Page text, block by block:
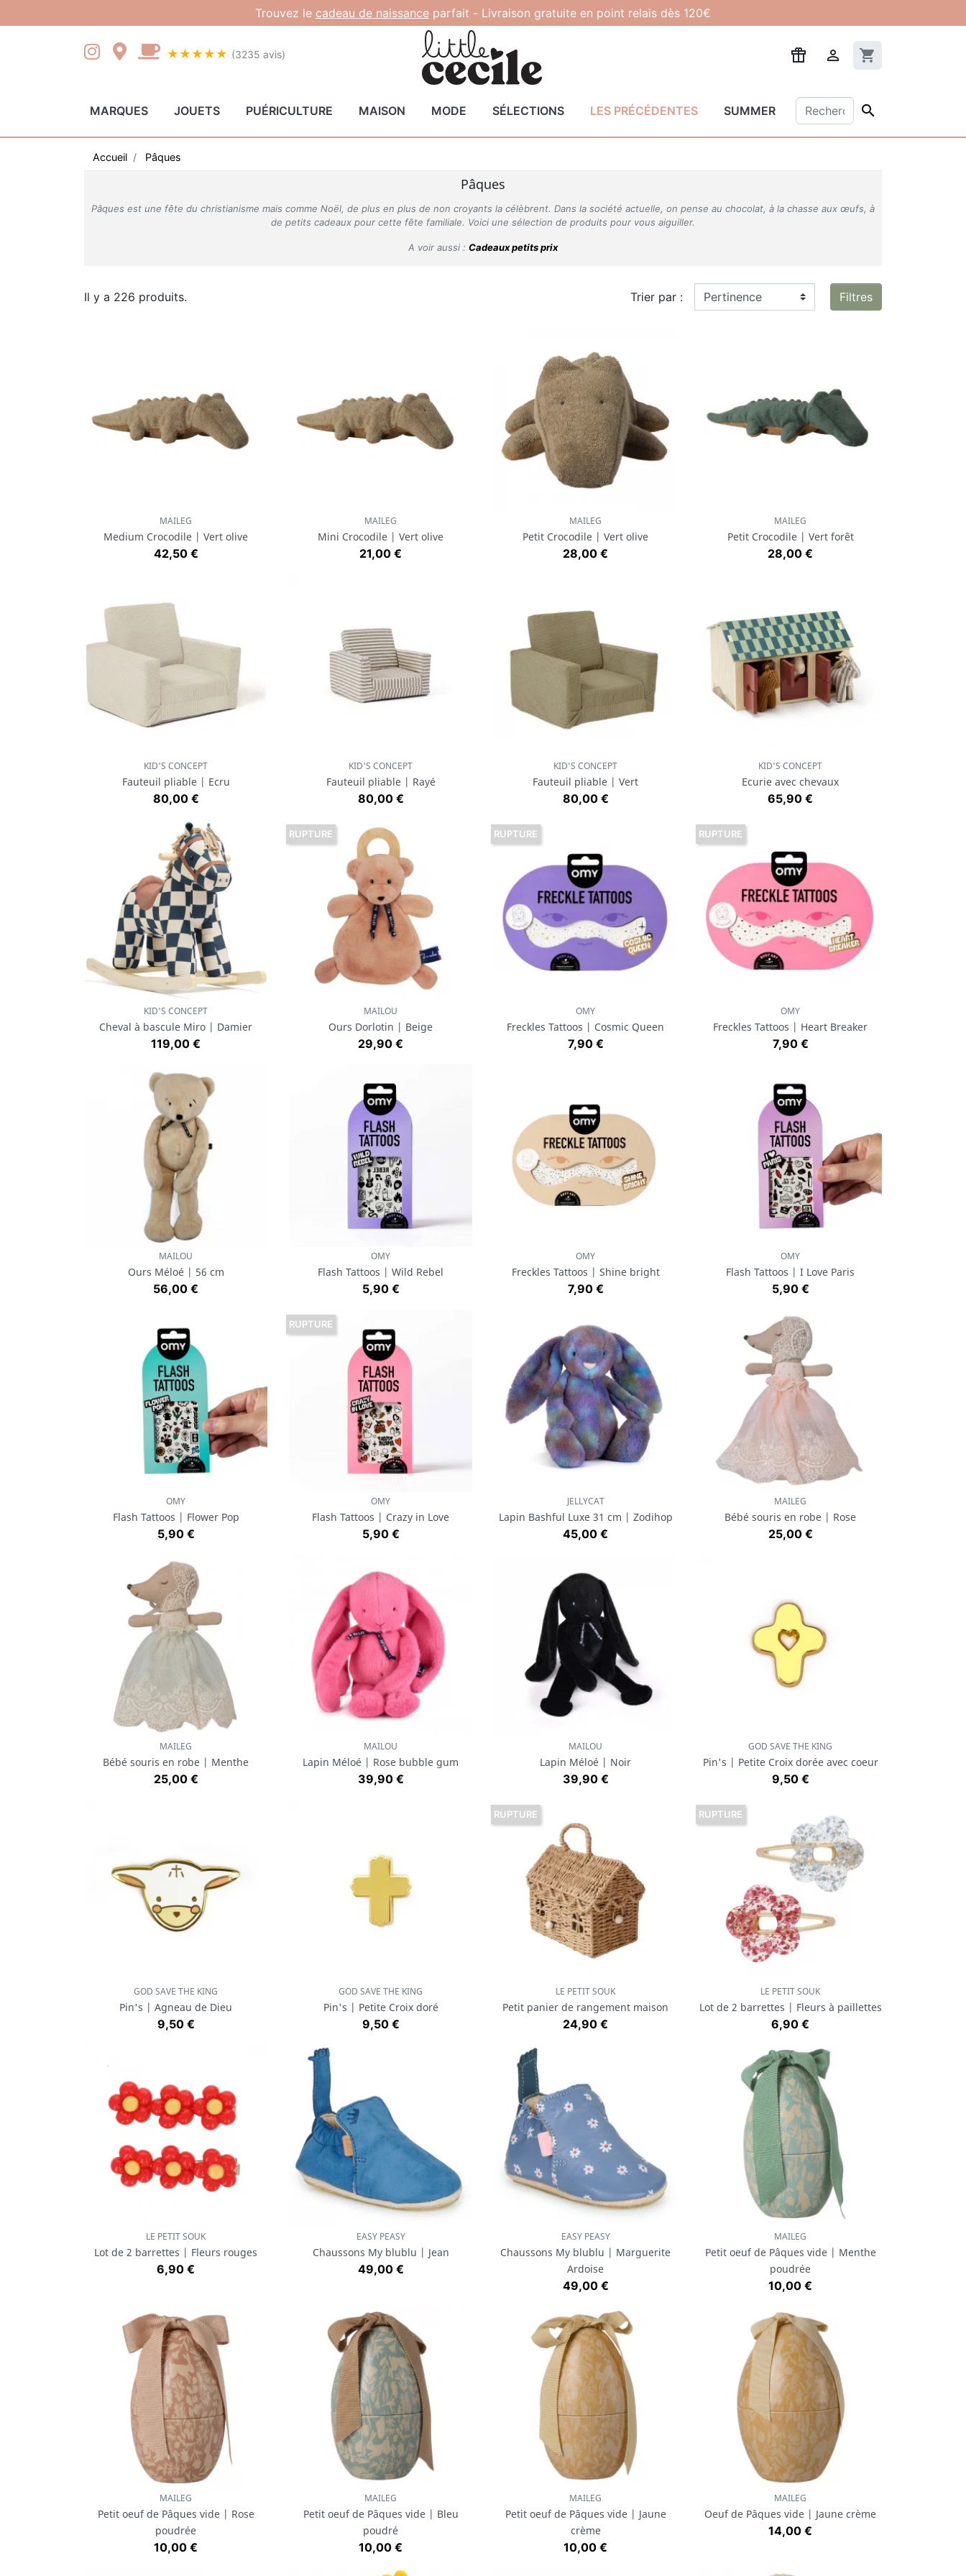
Trouvez le cadeau de naissance parfait - Livraison gratuite en point relais dès 120€
★★★★★ (3235 avis)  shopping_cart
MARQUES JOUETS PUÉRICULTURE MAISON MODE SÉLECTIONS LES PRÉCÉDENTES SUMMER 
Accueil Pâques
Pâques
Pâques est une fête du christianisme mais comme Noël, de plus en plus de non croyants la célèbrent. Dans la société actuelle, on pense au chocolat, à la chasse aux œufs, à
de petits cadeaux pour cette fête familiale. Voici une sélection de produits pour vous aiguiller.
A voir aussi : Cadeaux petits prix
Il y a 226 produits. Trier par : Filtres
Aperçu rapide
MAILEG
Medium Crocodile | Vert olive
Prix
42,50 €
Aperçu rapide
MAILEG
Mini Crocodile | Vert olive
Prix
21,00 €
Aperçu rapide
MAILEG
Petit Crocodile | Vert olive
Prix
28,00 €
Aperçu rapide
MAILEG
Petit Crocodile | Vert forêt
Prix
28,00 €
Aperçu rapide
KID'S CONCEPT
Fauteuil pliable | Ecru
Prix
80,00 €
Aperçu rapide
KID'S CONCEPT
Fauteuil pliable | Rayé
Prix
80,00 €
Aperçu rapide
KID'S CONCEPT
Fauteuil pliable | Vert
Prix
80,00 €
Aperçu rapide
KID'S CONCEPT
Ecurie avec chevaux
Prix
65,90 €
Aperçu rapide
KID'S CONCEPT
Cheval à bascule Miro | Damier
Prix
119,00 €
Aperçu rapide
MAILOU
Ours Dorlotin | Beige
Prix
29,90 €
RUPTURE
Aperçu rapide
OMY
Freckles Tattoos | Cosmic Queen
Prix
7,90 €
RUPTURE
Aperçu rapide
OMY
Freckles Tattoos | Heart Breaker
Prix
7,90 €
RUPTURE
Aperçu rapide
MAILOU
Ours Méloé | 56 cm
Prix
56,00 €
Aperçu rapide
OMY
Flash Tattoos | Wild Rebel
Prix
5,90 €
Aperçu rapide
OMY
Freckles Tattoos | Shine bright
Prix
7,90 €
Aperçu rapide
OMY
Flash Tattoos | I Love Paris
Prix
5,90 €
Aperçu rapide
OMY
Flash Tattoos | Flower Pop
Prix
5,90 €
Aperçu rapide
OMY
Flash Tattoos | Crazy in Love
Prix
5,90 €
RUPTURE
Aperçu rapide
JELLYCAT
Lapin Bashful Luxe 31 cm | Zodihop
Prix
45,00 €
Aperçu rapide
MAILEG
Bébé souris en robe | Rose
Prix
25,00 €
Aperçu rapide
MAILEG
Bébé souris en robe | Menthe
Prix
25,00 €
Aperçu rapide
MAILOU
Lapin Méloé | Rose bubble gum
Prix
39,90 €
Aperçu rapide
MAILOU
Lapin Méloé | Noir
Prix
39,90 €
Aperçu rapide
GOD SAVE THE KING
Pin's | Petite Croix dorée avec coeur
Prix
9,50 €
Aperçu rapide
GOD SAVE THE KING
Pin's | Agneau de Dieu
Prix
9,50 €
Aperçu rapide
GOD SAVE THE KING
Pin's | Petite Croix doré
Prix
9,50 €
Aperçu rapide
LE PETIT SOUK
Petit panier de rangement maison
Prix
24,90 €
RUPTURE
Aperçu rapide
LE PETIT SOUK
Lot de 2 barrettes | Fleurs à paillettes
Prix
6,90 €
RUPTURE
Aperçu rapide
LE PETIT SOUK
Lot de 2 barrettes | Fleurs rouges
Prix
6,90 €
Aperçu rapide
EASY PEASY
Chaussons My blublu | Jean
Prix
49,00 €
Aperçu rapide
EASY PEASY
Chaussons My blublu | Marguerite
Ardoise
Prix
49,00 €
Aperçu rapide
MAILEG
Petit oeuf de Pâques vide | Menthe
poudrée
Prix
10,00 €
Aperçu rapide
MAILEG
Petit oeuf de Pâques vide | Rose
poudrée
Prix
10,00 €
Aperçu rapide
MAILEG
Petit oeuf de Pâques vide | Bleu
poudré
Prix
10,00 €
Aperçu rapide
MAILEG
Petit oeuf de Pâques vide | Jaune
crème
Prix
10,00 €
Aperçu rapide
MAILEG
Oeuf de Pâques vide | Jaune crème
Prix
14,00 €